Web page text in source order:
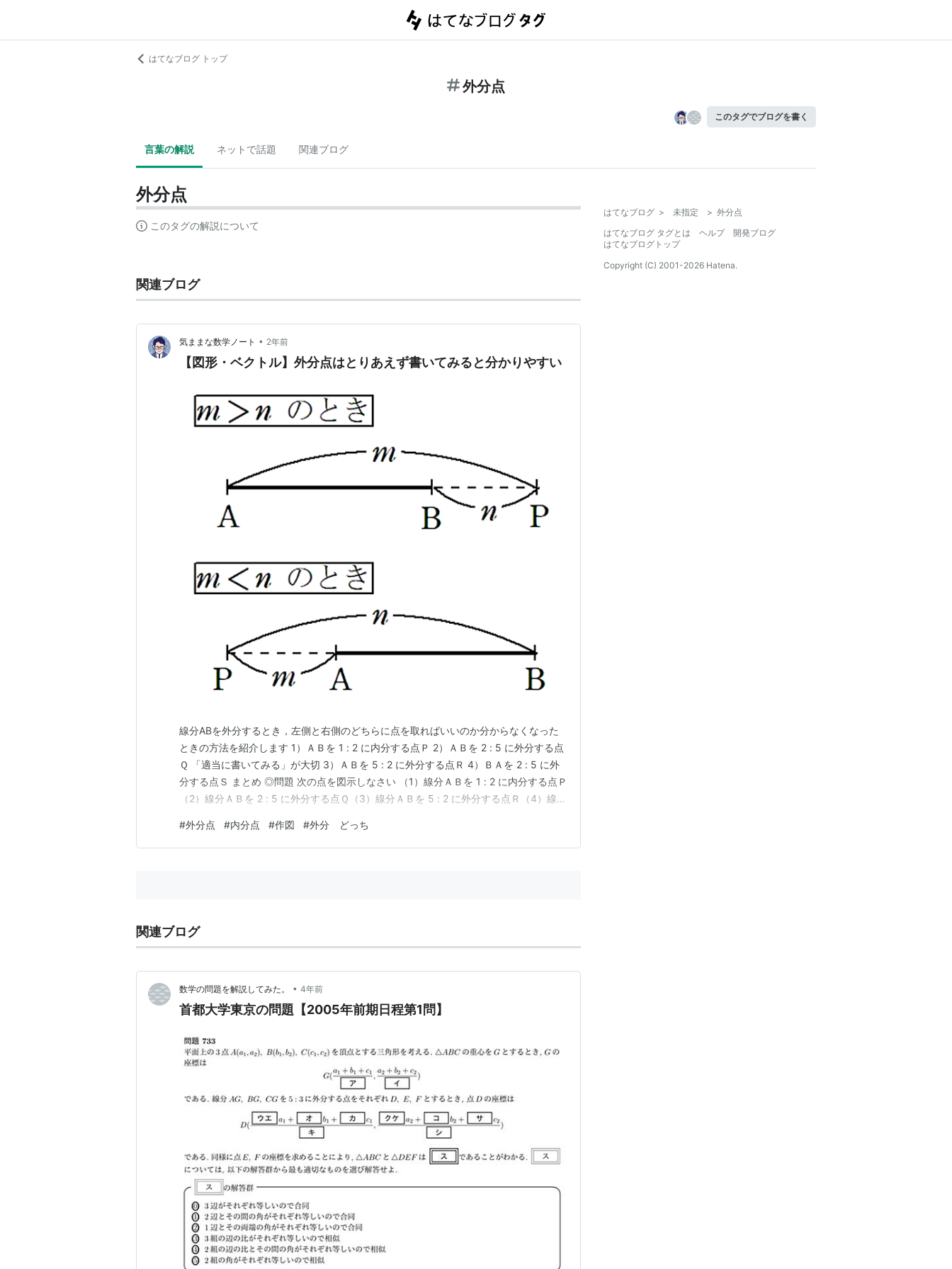
はてなブログ トップ
外分点
このタグでブログを書く
言葉の解説 ネットで話題 関連ブログ
外分点
このタグの解説について
関連ブログ
気ままな数学ノート • 2年前
【図形・ベクトル】外分点はとりあえず書いてみると分かりやすい
線分ABを外分するとき，左側と右側のどちらに点を取ればいいのか分からなくなった
ときの方法を紹介します 1）ＡＢを 1 : 2 に内分する点Ｐ 2）ＡＢを 2 : 5 に外分する点
Ｑ 「適当に書いてみる」が大切 3）ＡＢを 5 : 2 に外分する点Ｒ 4）ＢＡを 2 : 5 に外
分する点Ｓ まとめ ◎問題 次の点を図示しなさい （1）線分ＡＢを 1 : 2 に内分する点Ｐ
（2）線分ＡＢを 2 : 5 に外分する点Ｑ（3）線分ＡＢを 5 : 2 に外分する点Ｒ（4）線
Ｐなので となる点Ｐをとると 2）…
#外分点 #内分点 #作図 #外分 どっち
関連ブログ
数学の問題を解説してみた。 • 4年前
首都大学東京の問題【2005年前期日程第1問】
はてなブログ > 未指定 > 外分点
はてなブログ タグとは
ヘルプ
開発ブログ
はてなブログトップ
Copyright (C) 2001-2026 Hatena.